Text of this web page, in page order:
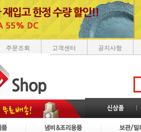
주문조회 고객센터 공지사항